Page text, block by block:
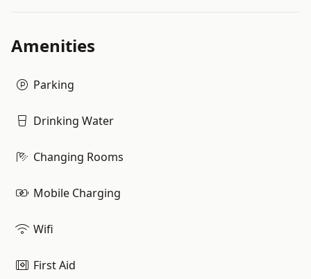
Amenities
Parking
Drinking Water
Changing Rooms
Mobile Charging
Wifi
First Aid